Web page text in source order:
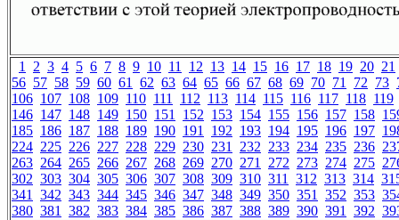
1 2 3 4 5 6 7 8 9 10 11 12 13 14 15 16 17 18 19 20 21
56 57 58 59 60 61 62 63 64 65 66 67 68 69 70 71 72 73
106 107 108 109 110 111 112 113 114 115 116 117 118 119
146 147 148 149 150 151 152 153 154 155 156 157 158
185 186 187 188 189 190 191 192 193 194 195 196 197
224 225 226 227 228 229 230 231 232 233 234 235 236
263 264 265 266 267 268 269 270 271 272 273 274 275
302 303 304 305 306 307 308 309 310 311 312 313 314
341 342 343 344 345 346 347 348 349 350 351 352 353
380 381 382 383 384 385 386 387 388 389 390 391 392